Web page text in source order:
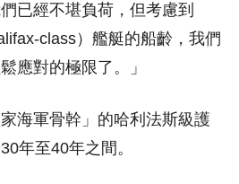
已經不堪負荷，但考慮到
class）艦艇的船齡，我們
應對的極限了。」
海軍骨幹」的哈利法斯級護
年至40年之間。